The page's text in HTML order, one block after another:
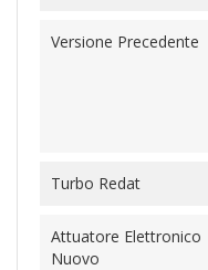
Versione Precedente
Turbo Redat
Attuatore Elettronico
Nuovo